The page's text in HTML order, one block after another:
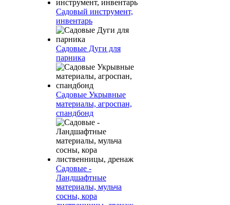
Садовый инструмент,
инвентарь
Садовые Дуги для
парника
Садовые Укрывные
материалы, агроспан,
спандбонд
Садовые -
Ландшафтные
материалы, мульча
сосны, кора